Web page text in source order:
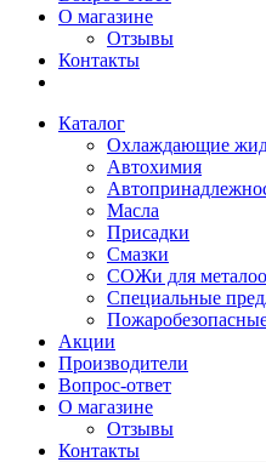
О магазине
Отзывы
Контакты
Каталог
Охлаждающие
Автохимия
Масла
Присадки
Смазки
СОЖи для
Специальные
Акции
Производители
Вопрос-ответ
О магазине
Отзывы
Контакты